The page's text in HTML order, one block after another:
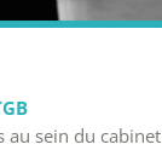
au sein du cabinet